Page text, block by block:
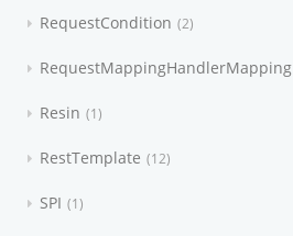
RequestCondition 2
RequestMappingHandlerMapping
Resin 1
RestTemplate 12
SPI 1